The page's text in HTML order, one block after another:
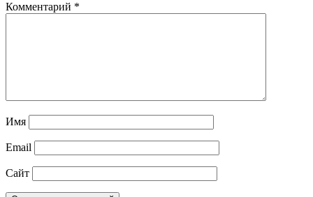
Комментарий *
Имя
Email
Сайт